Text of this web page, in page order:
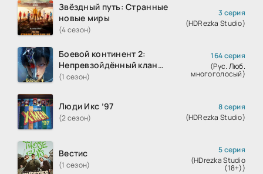
Звёздный путь: Странные
новые миры
(4 сезон)
3 серия
(HDRezka Studio)
Боевой континент 2:
Непревзойдённый клан
Тан
(1 сезон)
164 серия
(Рус. Люб.
многоголосый)
Люди Икс ’97
(2 сезон)
8 серия
(HDRezka Studio)
Вестис
(1 сезон)
5 серия
(HDrezka Studio
(18+))